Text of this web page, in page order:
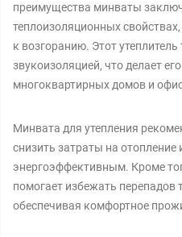
преимущества минваты
теплоизоляционных
к возгоранию. Этот
звукоизоляцией, что делает
многоквартирных домов и
Минвата для утепления
снизить затраты на отопление
энергоэффективным. Кроме
помогает избежать перепадов
обеспечивая комфортное